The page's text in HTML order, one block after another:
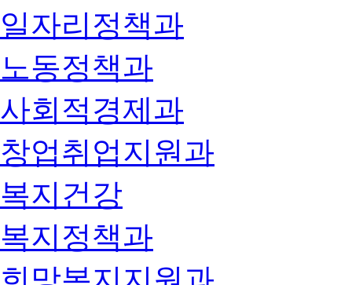
일자리정책과
노동정책과
사회적경제과
창업취업지원과
복지건강
복지정책과